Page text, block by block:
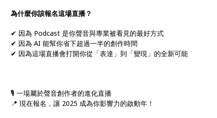
為什麼你該報名這場直播？
✔ 因為 Podcast 是你聲音與專業被看見的最好方式
✔ 因為 AI 能幫你省下超過一半的創作時間
✔ 因為這場直播會打開你從「表達」到「變現」的全新可能
🎙 一場屬於聲音創作者的進化直播
📍 現在報名，讓 2025 成為你影響力的啟動年！